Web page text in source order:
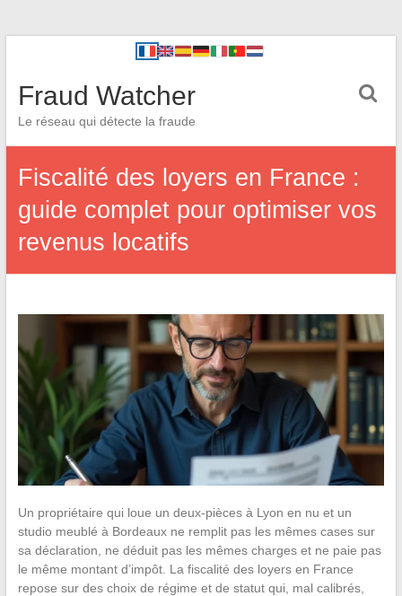
Fraud Watcher
Le réseau qui détecte la fraude
Fiscalité des loyers en France :
guide complet pour optimiser vos
revenus locatifs
Un propriétaire qui loue un deux-pièces à Lyon en nu et un
studio meublé à Bordeaux ne remplit pas les mêmes cases sur
sa déclaration, ne déduit pas les mêmes charges et ne paie pas
le même montant d’impôt. La fiscalité des loyers en France
repose sur des choix de régime et de statut qui, mal calibrés,